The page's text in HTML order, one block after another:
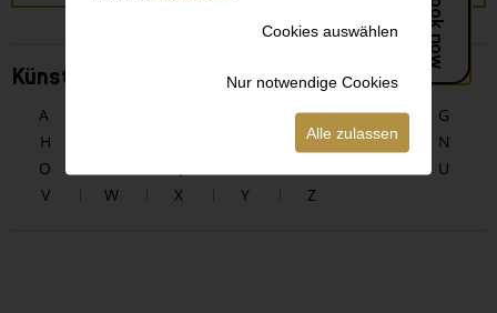
Cookies auswählen
Nur notwendige Cookies
Alle zulassen
KünstlerInnen alphabetisch
A E F
G
H
L M
N
O
U
V
W X Y Z